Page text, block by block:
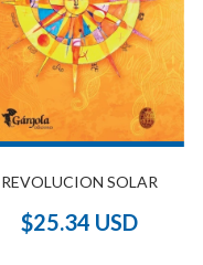
REVOLUCION SOLAR
$25.34 USD